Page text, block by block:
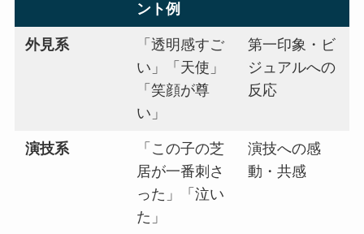
ント例
外見系
「透明感すご
い」「天使」
「笑顔が尊
い」
第一印象・ビ
ジュアルへの
反応
演技系
「この子の芝
居が一番刺さ
った」「泣い
た」
演技への感
動・共感